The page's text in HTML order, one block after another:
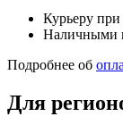
Курьеру при
Наличными
Подробнее об
Для